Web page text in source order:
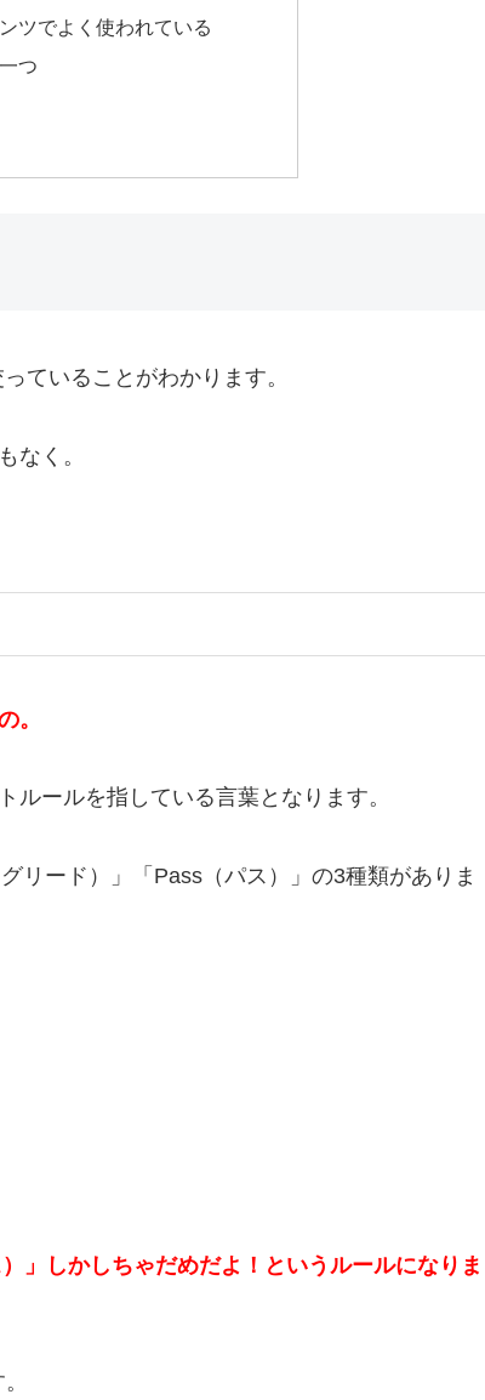
ツでよく使われている
つ
ていることがわかります。
なく。
。
ルールを指している言葉となります。
リード）」「Pass（パス）」の3種類がありま
」しかしちゃだめだよ！というルールになりま